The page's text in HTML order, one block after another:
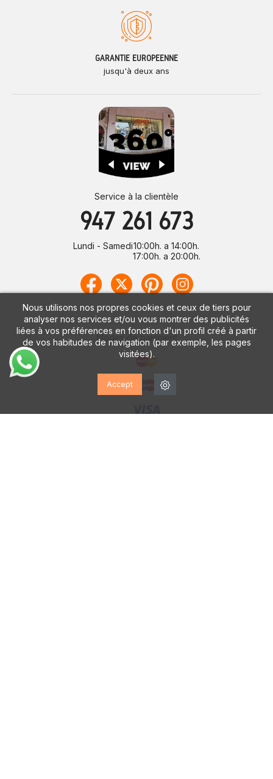
Nous utilisons nos propres cookies et ceux de tiers pour
analyser nos services et/ou vous montrer des publicités
liées à vos préférences en fonction d'un profil créé à partir
de vos habitudes de navigation (par exemple, les pages
visitées).
Accept
GARANTIE EUROPÉENNE
jusqu'à deux ans
Service à la clientèle
947 261 673
Lundi - Samedi10:00h. a 14:00h.
17:00h. a 20:00h.
Modes de paiement